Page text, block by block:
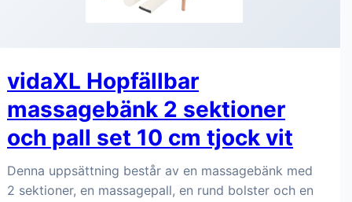
vidaXL Hopfällbar
massagebänk 2 sektioner
och pall set 10 cm tjock vit
Denna uppsättning består av en massagebänk med
2 sektioner, en massagepall, en rund bolster och en